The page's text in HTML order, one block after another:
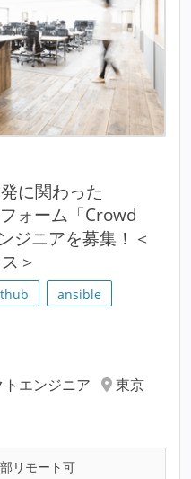
に関わった
ォーム「Crowd
ジニアを募集！＜
＞
ansible
エンジニア
東京
リモート可